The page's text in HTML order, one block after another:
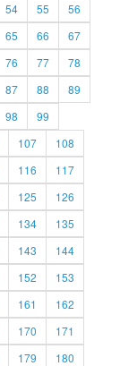
54 55
56
65 66
67
76 77
78
87 88
89
98
99
107
108
116
117
125
126
134
135
143
144
152
153
161
162
170
171
179
180